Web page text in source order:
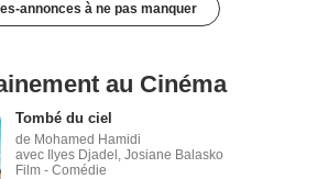
annonces à ne pas manquer
au Cinéma
Tombé du ciel
de Mohamed Hamidi
avec Ilyes Djadel, Josiane Balasko
Film - Comédie